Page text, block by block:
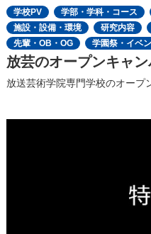
学校PV
学部・学科・コース
施設・設備・環境
研究内容
先輩・OB・OG
学園祭・イベ
放芸のオープンキャン
放送芸術学院専門学校のオープ